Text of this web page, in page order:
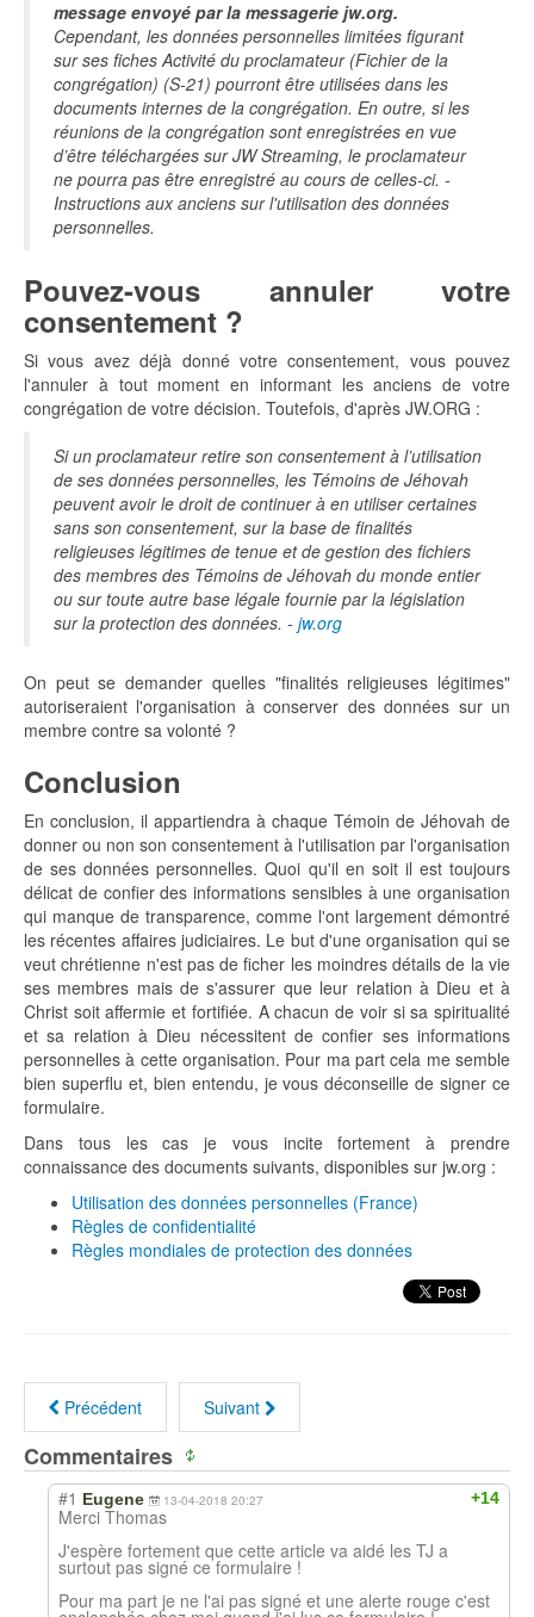
message envoyé par la messagerie jw.org.
Cependant, les données personnelles limitées figurant
sur ses fiches Activité du proclamateur (Fichier de la
congrégation) (S-21) pourront être utilisées dans les
documents internes de la congrégation. En outre, si les
réunions de la congrégation sont enregistrées en vue
d’être téléchargées sur JW Streaming, le proclamateur
ne pourra pas être enregistré au cours de celles-ci. -
Instructions aux anciens sur l'utilisation des données
personnelles.
Pouvez-vous annuler votre
consentement ?
Si vous avez déjà donné votre consentement, vous pouvez
l'annuler à tout moment en informant les anciens de votre
congrégation de votre décision. Toutefois, d'après JW.ORG :
Si un proclamateur retire son consentement à l’utilisation
de ses données personnelles, les Témoins de Jéhovah
peuvent avoir le droit de continuer à en utiliser certaines
sans son consentement, sur la base de finalités
religieuses légitimes de tenue et de gestion des fichiers
des membres des Témoins de Jéhovah du monde entier
ou sur toute autre base légale fournie par la législation
sur la protection des données. - jw.org
On peut se demander quelles "finalités religieuses légitimes"
autoriseraient l'organisation à conserver des données sur un
membre contre sa volonté ?
Conclusion
En conclusion, il appartiendra à chaque Témoin de Jéhovah de
donner ou non son consentement à l'utilisation par l'organisation
de ses données personnelles. Quoi qu'il en soit il est toujours
délicat de confier des informations sensibles à une organisation
qui manque de transparence, comme l'ont largement démontré
les récentes affaires judiciaires. Le but d'une organisation qui se
veut chrétienne n'est pas de ficher les moindres détails de la vie
ses membres mais de s'assurer que leur relation à Dieu et à
Christ soit affermie et fortifiée. A chacun de voir si sa spiritualité
et sa relation à Dieu nécessitent de confier ses informations
personnelles à cette organisation. Pour ma part cela me semble
bien superflu et, bien entendu, je vous déconseille de signer ce
formulaire.
Dans tous les cas je vous incite fortement à prendre
connaissance des documents suivants, disponibles sur jw.org :
Utilisation des données personnelles (France)
Règles de confidentialité
Règles mondiales de protection des données
Précédent Suivant
Commentaires
+14
#1 Eugene 13-04-2018 20:27
Merci Thomas
J'espère fortement que cette article va aidé les TJ a
surtout pas signé ce formulaire !
Pour ma part je ne l'ai pas signé et une alerte rouge c'est